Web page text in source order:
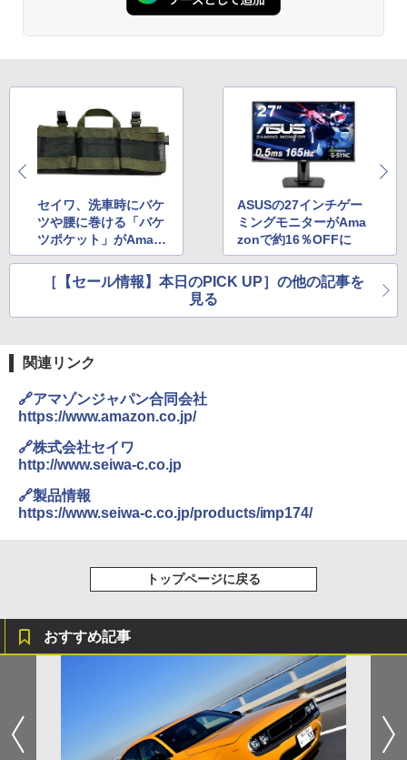
セイワ、洗車時にバケ
ツや腰に巻ける「バケ
ツポケット」がAmazo
nで約35％OFFに
ASUSの27インチゲー
ミングモニターがAma
zonで約16％OFFに
［【セール情報】本日のPICK UP］の他の記事を
見る
関連リンク
🔗アマゾンジャパン合同会社
https://www.amazon.co.jp/
🔗株式会社セイワ
http://www.seiwa-c.co.jp
🔗製品情報
https://www.seiwa-c.co.jp/products/imp174/
トップページに戻る
おすすめ記事